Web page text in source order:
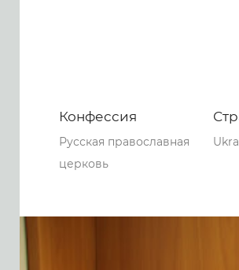
Конфессия
Русская православная
церковь